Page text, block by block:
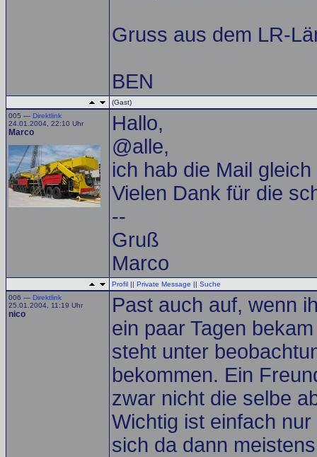
Gruss aus dem LR-
BEN
(Gast)
005 — Direktlink
24.01.2004, 22:10 Uhr
Marco
Hallo,
@alle,
ich hab die Mail
Vielen Dank für die
--
Gruß
Marco
Profil || Private Message || Suche
006 — Direktlink
25.01.2004, 11:19 Uhr
nico
Past auch auf, wenn
ein paar Tagen
steht unter
bekommen. Ein
zwar nicht die selbe
Wichtig ist einfach
sich da dann